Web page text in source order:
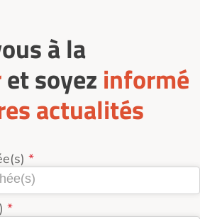
à la
et soyez informé
actualités